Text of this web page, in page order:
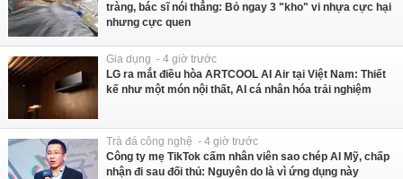
tràng, bác sĩ nói thẳng: Bỏ ngay 3 "kho" vi nhựa cực hại
nhưng cực quen
Gia dụng - 4 giờ trước
LG ra mắt điều hòa ARTCOOL AI Air tại Việt Nam: Thiết
kế như một món nội thất, AI cá nhân hóa trải nghiệm
Trà đá công nghệ - 4 giờ trước
Công ty mẹ TikTok cấm nhân viên sao chép AI Mỹ, chấp
nhận đi sau đối thủ: Nguyên do là vì ứng dụng này